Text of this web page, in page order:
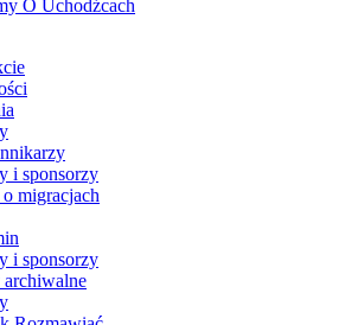
i sponsorzy
migracjach
i sponsorzy